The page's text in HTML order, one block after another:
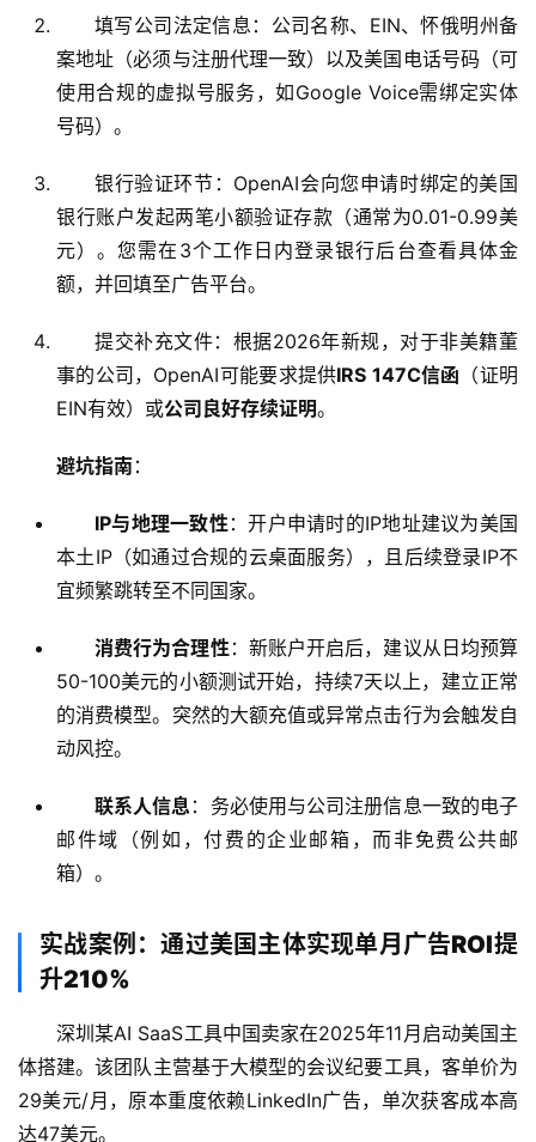
填写公司法定信息：公司名称、EIN、怀俄明州备
案地址（必须与注册代理一致）以及美国电话号码（可
使用合规的虚拟号服务，如Google Voice需绑定实体
号码）。
银行验证环节：OpenAI会向您申请时绑定的美国
银行账户发起两笔小额验证存款（通常为0.01-0.99美
元）。您需在3个工作日内登录银行后台查看具体金
额，并回填至广告平台。
提交补充文件：根据2026年新规，对于非美籍董
事的公司，OpenAI可能要求提供IRS 147C信函 （证明
EIN有效）或公司良好存续证明。
避坑指南：
IP与地理一致性：开户申请时的IP地址建议为美国
本土IP（如通过合规的云桌面服务），且后续登录IP不
宜频繁跳转至不同国家。
消费行为合理性：新账户开启后，建议从日均预算
50-100美元的小额测试开始，持续7天以上，建立正常
的消费模型。突然的大额充值或异常点击行为会触发自
动风控。
联系人信息：务必使用与公司注册信息一致的电子
邮件域（例如，付费的企业邮箱，而非免费公共邮
箱）。
实战案例：通过美国主体实现单月广告ROI提
升210%
深圳某AI SaaS工具中国卖家在2025年11月启动美国主
体搭建。该团队主营基于大模型的会议纪要工具，客单价为
29美元/月，原本重度依赖LinkedIn广告，单次获客成本高
达47美元。